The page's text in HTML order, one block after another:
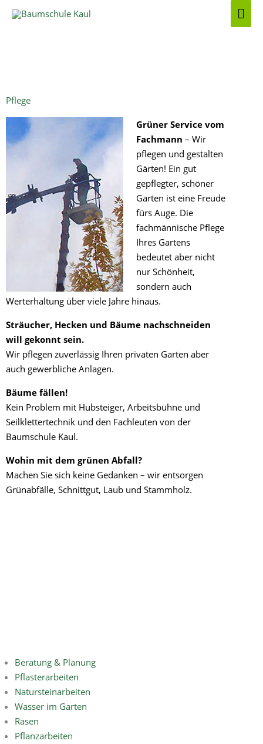
Zum
Inhalt
Pflege
Grüner Service vom
Fachmann – Wir
pflegen und gestalten
Gärten! Ein gut
gepflegter, schöner
Garten ist eine Freude
fürs Auge. Die
fachmännische Pflege
Ihres Gartens
bedeutet aber nicht
nur Schönheit,
sondern auch
Werterhaltung über viele Jahre hinaus.
Sträucher, Hecken und Bäume nachschneiden
will gekonnt sein.
Wir pflegen zuverlässig Ihren privaten Garten aber
auch gewerbliche Anlagen.
Bäume fällen!
Kein Problem mit Hubsteiger, Arbeitsbühne und
Seilklettertechnik und den Fachleuten von der
Baumschule Kaul.
Wohin mit dem grünen Abfall?
Machen Sie sich keine Gedanken – wir entsorgen
Grünabfälle, Schnittgut, Laub und Stammholz.
Beratung & Planung
Pflasterarbeiten
Natursteinarbeiten
Wasser im Garten
Rasen
Pflanzarbeiten